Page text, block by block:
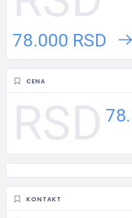
78.000 RSD
CENA
KONTAKT